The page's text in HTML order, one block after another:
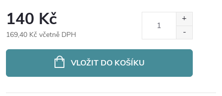
140 Kč
169,40 Kč včetně DPH
VLOŽIT DO KOŠÍKU